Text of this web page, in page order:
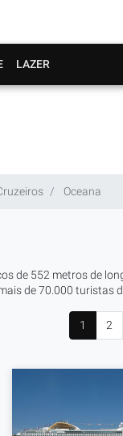
LAZER
Oceana
de 552 metros de
de 70.000 turistas
1 2